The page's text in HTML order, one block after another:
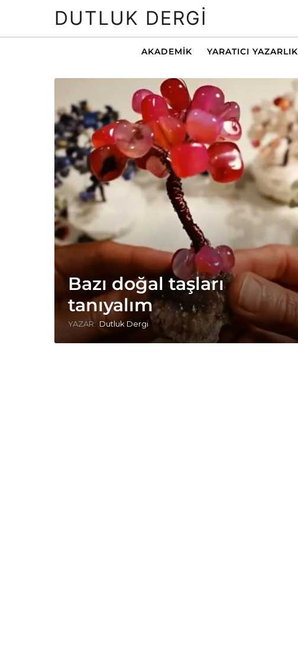
DUTLUK DERGI
AKADEMIK YARATICI YAZARLIK
Bazı doğal taşları
tanıyalım
YAZAR: Dutluk Dergi